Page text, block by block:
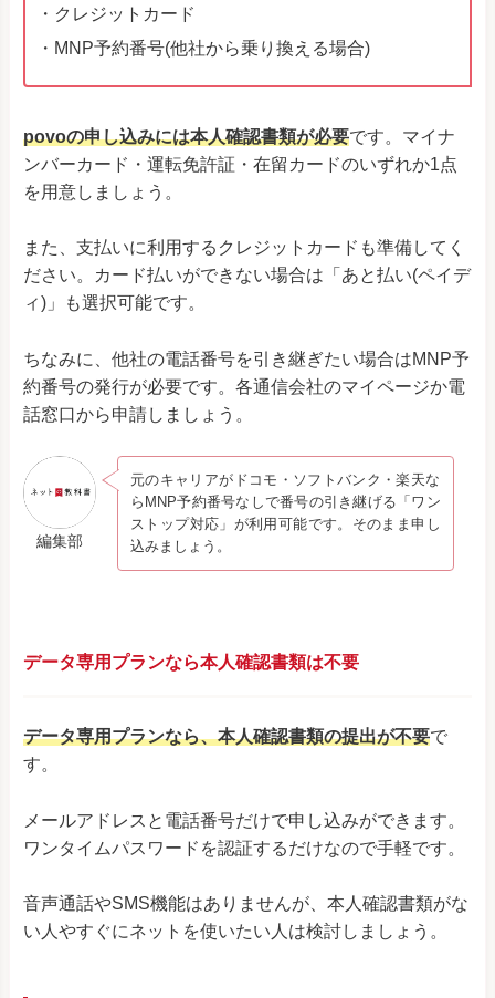
・クレジットカード
・MNP予約番号(他社から乗り換える場合)
povoの申し込みには本人確認書類が必要です。マイナ
ンバーカード・運転免許証・在留カードのいずれか1点
を用意しましょう。
また、支払いに利用するクレジットカードも準備してく
ださい。カード払いができない場合は「あと払い(ペイデ
ィ)」も選択可能です。
ちなみに、他社の電話番号を引き継ぎたい場合はMNP予
約番号の発行が必要です。各通信会社のマイページか電
話窓口から申請しましょう。
編集部
元のキャリアがドコモ・ソフトバンク・楽天な
らMNP予約番号なしで番号の引き継げる「ワン
ストップ対応」が利用可能です。そのまま申し
込みましょう。
データ専用プランなら本人確認書類は不要
データ専用プランなら、本人確認書類の提出が不要で
す。
メールアドレスと電話番号だけで申し込みができます。
ワンタイムパスワードを認証するだけなので手軽です。
音声通話やSMS機能はありませんが、本人確認書類がな
い人やすぐにネットを使いたい人は検討しましょう。